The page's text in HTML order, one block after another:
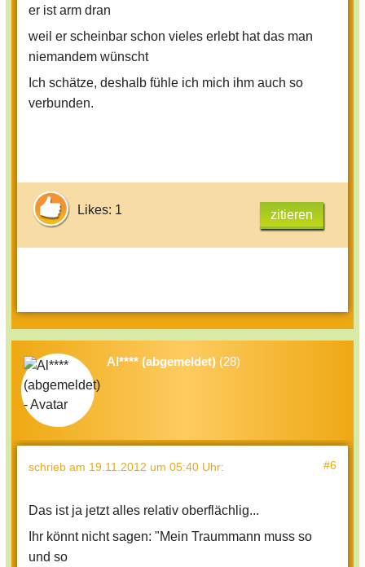
er ist arm dran
weil er scheinbar schon vieles erlebt hat das man
niemandem wünscht
Ich schätze, deshalb fühle ich mich ihm auch so
verbunden.
Likes: 1 zitieren
Al**** (abgemeldet) (28)
schrieb am 19.11.2012 um 05:40 Uhr: #6
Das ist ja jetzt alles relativ oberflächlig...
Ihr könnt nicht sagen: "Mein Traummann muss so
und so